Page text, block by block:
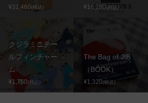
¥31,460(税込) ¥16,280(税込)
クジラミニテー
ルフィンチャー
ム
¥1,760(税込)
The Bag of JIB
（BOOK）
¥1,320(税込)